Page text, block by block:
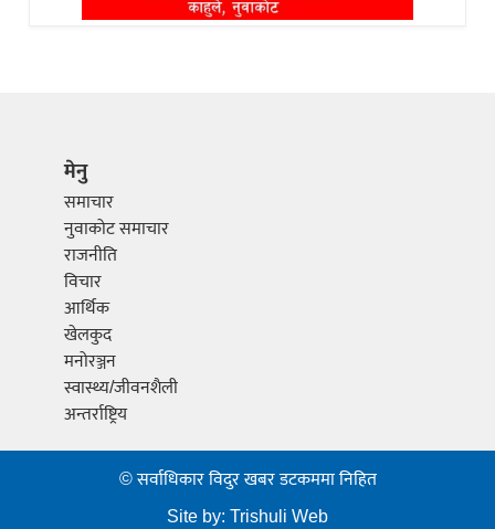
मेनु
समाचार
नुवाकोट समाचार
राजनीति
विचार
आर्थिक
खेलकुद
मनोरञ्जन
स्वास्थ्य/जीवनशैली
अन्तर्राष्ट्रिय
© सर्वाधिकार विदुर खबर डटकममा निहित
Site by:Trishuli Web